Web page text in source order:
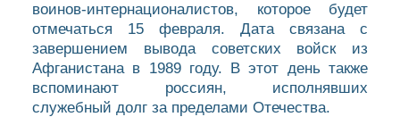
воинов-интернационалистов, которое будет
отмечаться 15 февраля. Дата связана с
завершением вывода советских войск из
Афганистана в 1989 году. В этот день также
вспоминают россиян, исполнявших
служебный долг за пределами Отечества.